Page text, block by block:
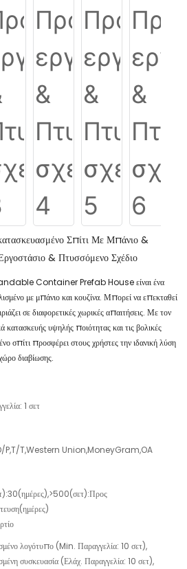
Σπίτι Με Μπάνιο &
& Πτυσσόμενο Σχέδιο
Container Prefab House είναι ένα
με μπάνιο και κουζίνα. Μπορεί να επεκταθεί
σε διαφορετικές χωρικές απαιτήσεις. Με τον
κατασκευής υψηλής ποιότητας και τις βολικές
σπίτι προσφέρει στους χρήστες την ιδανική λύση
διαβίωσης.
1 σετ
P,T/T,Western Union,MoneyGram,OA
λογότυπο (Min. Παραγγελία: 10 σετ),
συσκευασία (Ελάχ. Παραγγελία: 10 σετ),